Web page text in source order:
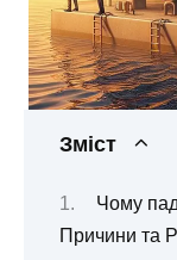
Зміст
Чому
Причини та